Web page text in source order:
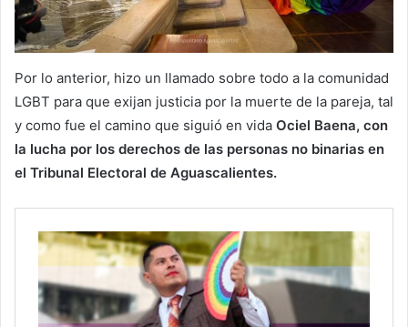
Por lo anterior, hizo un llamado sobre todo a la comunidad
LGBT para que exijan justicia por la muerte de la pareja, tal
y como fue el camino que siguió en vida Ociel Baena, con
la lucha por los derechos de las personas no binarias en
el Tribunal Electoral de Aguascalientes.